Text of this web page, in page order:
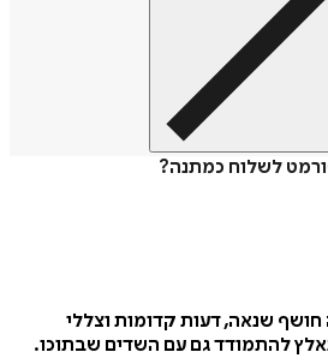
לשלוח כמתנה?
דעות קדומות וצללי
גם עם השדים שבתוכו.